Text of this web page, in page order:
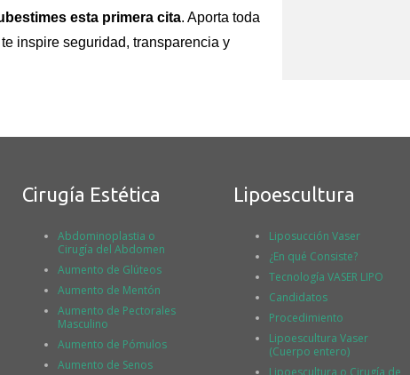
esta primera cita. Aporta toda
inspire seguridad, transparencia y
Cirugía Estética
Abdominoplastia o
Cirugía del Abdomen
Aumento de Glúteos
Aumento de Mentón
Aumento de Pectorales
Masculino
Aumento de Pómulos
Aumento de Senos
Lipoescultura
Liposucción Vaser
¿En qué Consiste?
Tecnología VASER LIPO
Candidatos
Procedimiento
Lipoescultura Vaser
(Cuerpo entero)